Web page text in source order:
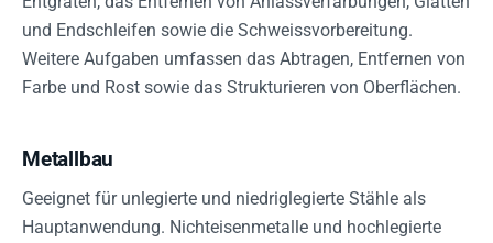
und Endschleifen sowie die Schweissvorbereitung.
Weitere Aufgaben umfassen das Abtragen, Entfernen von
Farbe und Rost sowie das Strukturieren von Oberflächen.
Metallbau
Geeignet für unlegierte und niedriglegierte Stähle als
Hauptanwendung. Nichteisenmetalle und hochlegierte